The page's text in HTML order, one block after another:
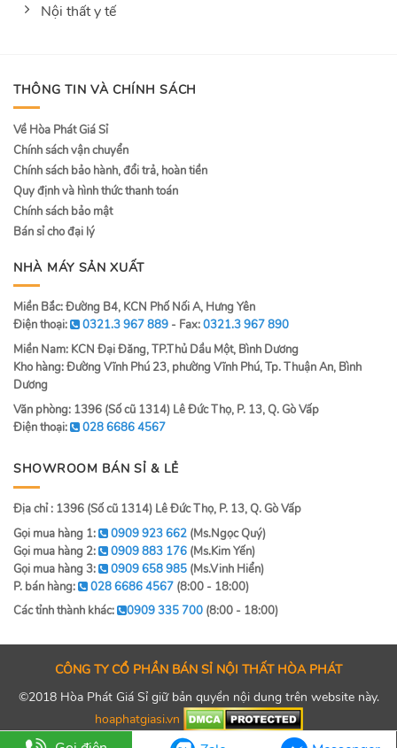
Nội thất y tế
THÔNG TIN VÀ CHÍNH SÁCH
Về Hòa Phát Giá Sỉ
Chính sách vận chuyển
Chính sách bảo hành, đổi trả, hoàn tiền
Quy định và hình thức thanh toán
Chính sách bảo mật
Bán sỉ cho đại lý
NHÀ MÁY SẢN XUẤT
Miền Bắc: Đường B4, KCN Phố Nối A, Hưng Yên
Điện thoại:
0321.3 967 889 - Fax:0321.3 967 890
Miền Nam: KCN Đại Đăng, TP.Thủ Dầu Một, Bình Dương
Kho hàng: Đường Vĩnh Phú 23, phường Vĩnh Phú, Tp. Thuận An, Bình
Dương
Văn phòng: 1396 (Số cũ 1314) Lê Đức Thọ, P. 13, Q. Gò Vấp
Điện thoại:
028 6686 4567
SHOWROOM BÁN SỈ & LẺ
Địa chỉ : 1396 (Số cũ 1314) Lê Đức Thọ, P. 13, Q. Gò Vấp
Gọi mua hàng 1:
0909 923 662 (Ms.Ngọc Quý)
Gọi mua hàng 2:
0909 883 176 (Ms.Kim Yến)
Gọi mua hàng 3:
0909 658 985 (Ms.Vinh Hiển)
P. bán hàng:
028 6686 4567 (8:00 - 18:00)
Các tỉnh thành khác:
0909 335 700 (8:00 - 18:00)
CÔNG TY CỔ PHẦN BÁN SỈ NỘI THẤT HÒA PHÁT
©2018 Hòa Phát Giá Sỉ giữ bản quyền nội dung trên website này.
hoaphatgiasi.vn